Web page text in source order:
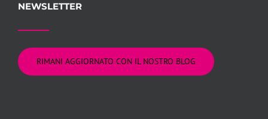
NEWSLETTER
RIMANI AGGIORNATO CON IL NOSTRO BLOG